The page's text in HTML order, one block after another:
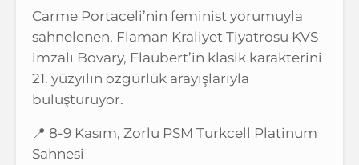
Carme Portaceli’nin feminist yorumuyla
sahnelenen, Flaman Kraliyet Tiyatrosu KVS
imzalı Bovary, Flaubert’in klasik karakterini
21. yüzyılın özgürlük arayışlarıyla
buluşturuyor.
📍 8-9 Kasım, Zorlu PSM Turkcell Platinum
Sahnesi